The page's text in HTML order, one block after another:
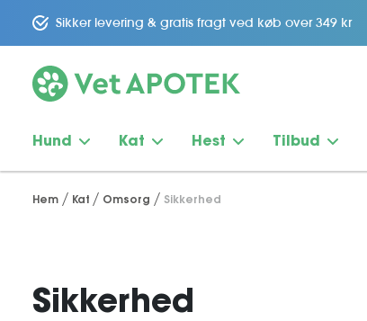
Sikker levering & gratis fragt ved køb over 349 kr
Hund Kat Hest Tilbud
Hem Kat Omsorg Sikkerhed
Sikkerhed